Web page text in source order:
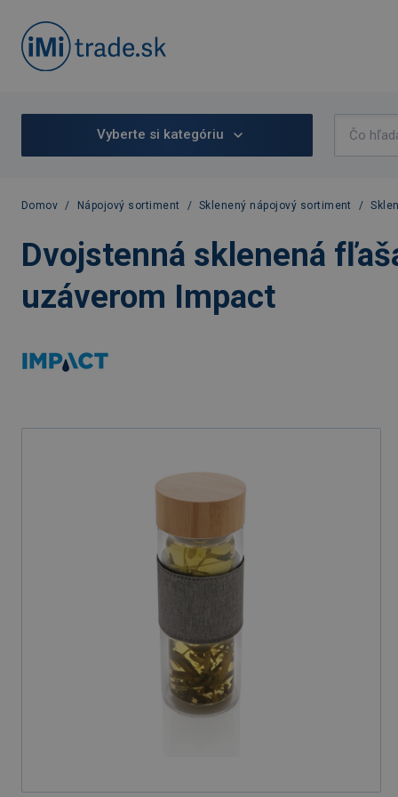
Vyberte si kategóriu
Domov / Nápojový sortiment / Sklenený nápojový sortiment /
Dvojstenná sklenená
uzáverom Impact